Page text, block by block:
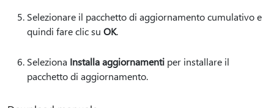
Selezionare il pacchetto di aggiornamento cumulativo e
quindi fare clic su OK.
Seleziona Installa aggiornamenti per installare il
pacchetto di aggiornamento.